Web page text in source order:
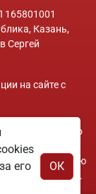
Казань,
Сергей
на сайте с
исключительно
при каких
дополнительную
на сайте.
его
ОК